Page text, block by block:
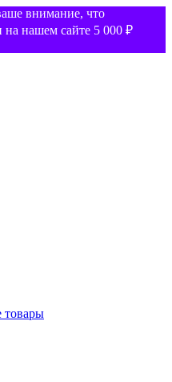
внимание, что
нашем сайте 5 000 ₽
товары